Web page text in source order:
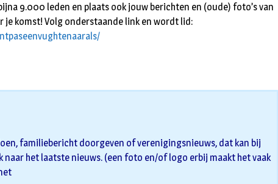
9.000 leden en plaats ook jouw berichten en (oude) foto’s van
je komst! Volg onderstaande link en wordt lid:
familiebericht doorgeven of verenigingsnieuws, dat kan bij
naar het laatste nieuws. (een foto en/of logo erbij maakt het vaak